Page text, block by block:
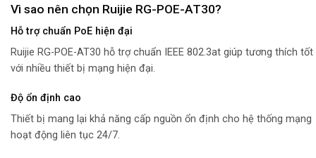
Vì sao nên chọn Ruijie RG-POE-AT30?
Hỗ trợ chuẩn PoE hiện đại
Ruijie RG-POE-AT30 hỗ trợ chuẩn IEEE 802.3at giúp tương thích tốt
với nhiều thiết bị mạng hiện đại.
Độ ổn định cao
Thiết bị mang lại khả năng cấp nguồn ổn định cho hệ thống mạng
hoạt động liên tục 24/7.